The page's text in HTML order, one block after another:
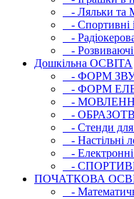
- Ляльки та
- Спортивні
-
- Розвиваючі
Дошкільна ОСВIТА
- ФОРМ
- ФОРМ
-
-
- Стенди для
- Настільні
- Електронні
-
ПОЧАТКОВА
-